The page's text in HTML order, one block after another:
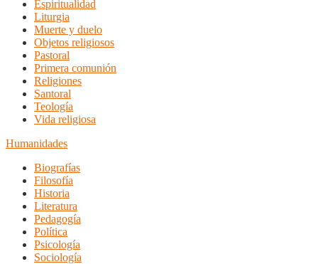
Espiritualidad
Liturgia
Muerte y duelo
Objetos religiosos
Pastoral
Primera comunión
Religiones
Santoral
Teología
Vida religiosa
Humanidades
Biografías
Filosofía
Historia
Literatura
Pedagogía
Política
Psicología
Sociología